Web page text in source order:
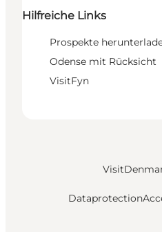
Hilfreiche Links
Prospekte
Odense mit Rücksicht
VisitFyn
Dataprotection